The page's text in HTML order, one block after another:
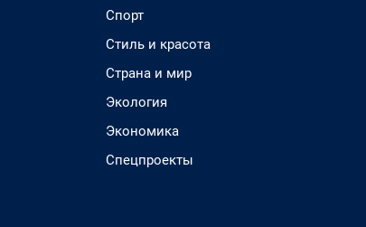
Спорт
Стиль и красота
Страна и мир
Экология
Экономика
Спецпроекты